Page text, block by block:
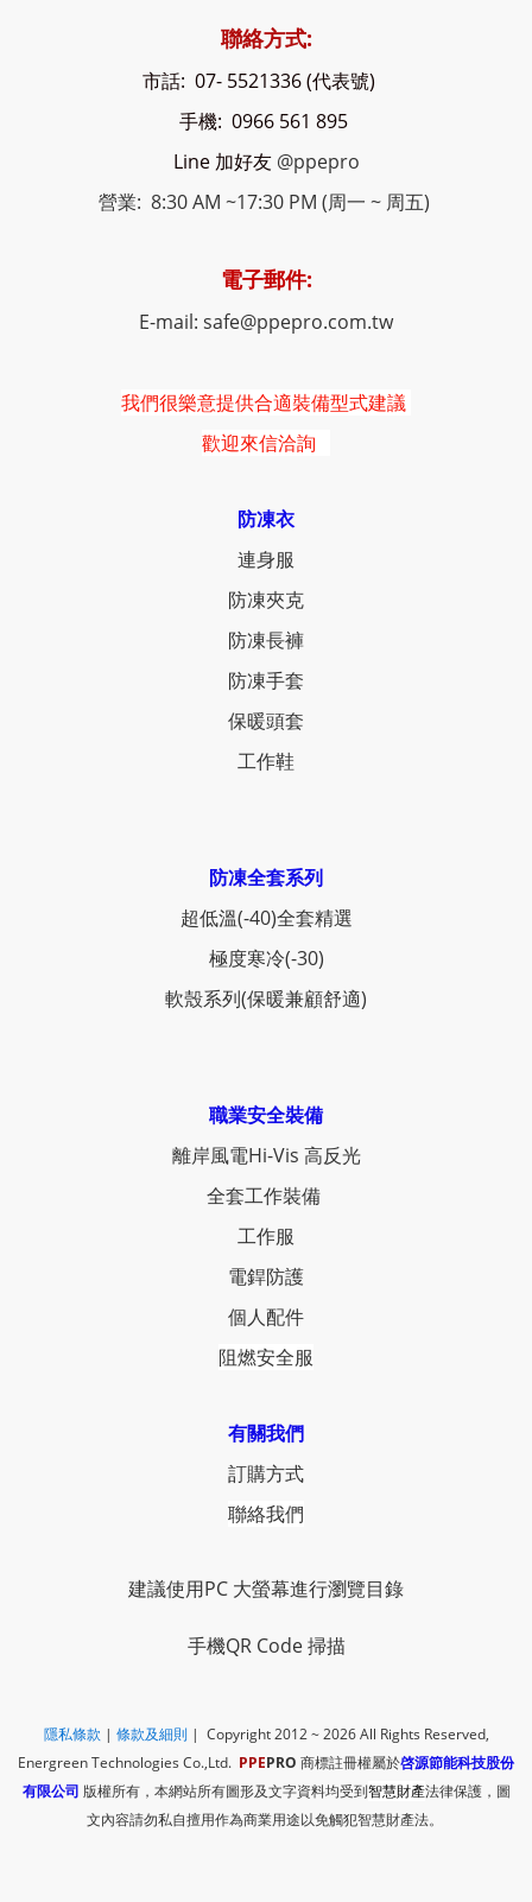
聯絡方式:
市話: 07- 5521336 (代表號)
手機: 0966 561 895
Line 加好友 @ppepro
營業: 8:30 AM ~17:30 PM (周一 ~ 周五)
電子郵件:
E-mail: safe@ppepro.com.tw
我們很樂意提供合適裝備型式建議
歡迎來信洽詢
防凍衣
連身服
防凍夾克
防凍長褲
防凍手套
保暖頭套
工作鞋
防凍全套系列
超低溫(-40)全套精選
極度寒冷(-30)
軟殼系列(保暖兼顧舒適)
職業安全裝備
離岸風電Hi-Vis 高反光
全套工作裝備
工作服
電銲防護
個人配件
阻燃安全服
有關我們
訂購方式
聯絡我們
建議使用PC 大螢幕進行瀏覽目錄
手機QR Code 掃描
隱私條款 | 條款及細則| Copyright 2012 ~ 2026 All Rights Reserved,
Energreen Technologies Co.,Ltd. PPEPRO 商標註冊權屬於啓源節能科技股份
有限公司 版權所有，本網站所有圖形及文字資料均受到智慧財產法律保護，圖
文內容請勿私自擅用作為商業用途以免觸犯智慧財產法。